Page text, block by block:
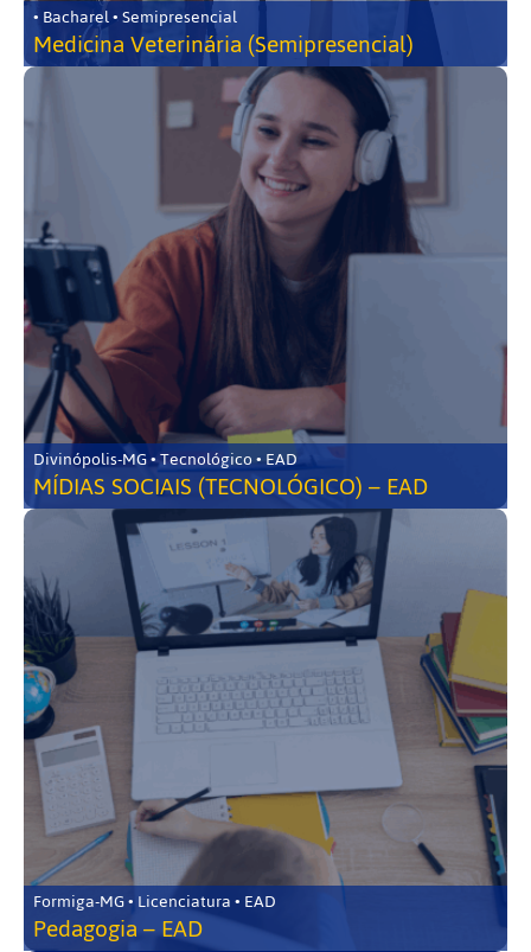
• Bacharel • Semipresencial
Medicina Veterinária (Semipresencial)
Divinópolis-MG • Tecnológico • EAD
MÍDIAS SOCIAIS (TECNOLÓGICO) – EAD
Formiga-MG • Licenciatura • EAD
Pedagogia – EAD